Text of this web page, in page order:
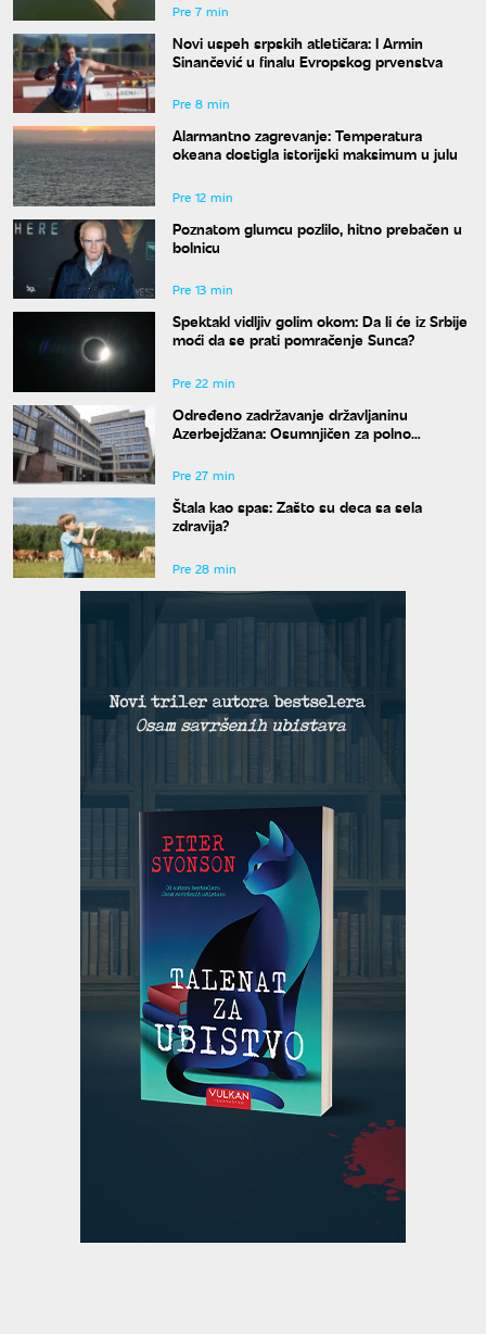
Pre 7 min
Novi uspeh srpskih atletičara: I Armin
Sinančević u finalu Evropskog prvenstva
Pre 8 min
Alarmantno zagrevanje: Temperatura
okeana dostigla istorijski maksimum u julu
Pre 12 min
Poznatom glumcu pozlilo, hitno prebačen u
bolnicu
Pre 13 min
Spektakl vidljiv golim okom: Da li će iz Srbije
moći da se prati pomračenje Sunca?
Pre 22 min
Određeno zadržavanje državljaninu
Azerbejdžana: Osumnjičen za polno
Pre 27 min
Štala kao spas: Zašto su deca sa sela
zdravija?
Pre 28 min